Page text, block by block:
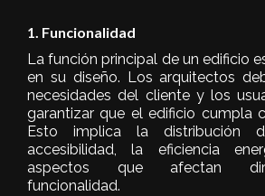
1. Funcionalidad
La función principal de un edificio
en su diseño. Los arquitectos
necesidades del cliente y los
garantizar que el edificio cumpla
Esto implica la distribución
accesibilidad, la eficiencia
aspectos que afectan
funcionalidad.